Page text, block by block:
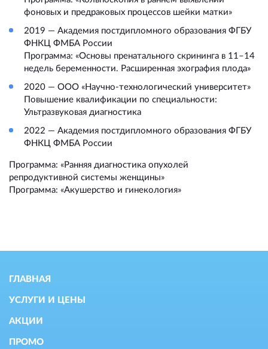
фоновых и предраковых процессов шейки матки»
2019 — Академия постдипломного образования ФГБУ
ФНКЦ ФМБА России
Программа: «Основы пренатального скрининга в 11–14
недель беременности. Расширенная эхография плода»
2020 — ООО «Научно-технологический университет»
Повышение квалификации по специальности:
Ультразвуковая диагностика
2022 — Академия постдипломного образования ФГБУ
ФНКЦ ФМБА России
Программа: «Ранняя диагностика опухолей
репродуктивной системы женщины»
Программа: «Акушерство и гинекология»
ГЛАВНАЯ
УСЛУГИ И ЦЕНЫ
АКЦИИ
ПРОМО